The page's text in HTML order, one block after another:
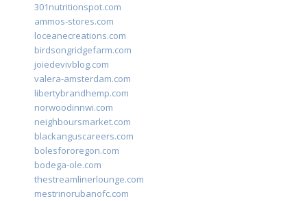
301nutritionspot.com
ammos-stores.com
loceanecreations.com
birdsongridgefarm.com
joiedevivblog.com
valera-amsterdam.com
libertybrandhemp.com
norwoodinnwi.com
neighboursmarket.com
blackanguscareers.com
bolesfororegon.com
bodega-ole.com
thestreamlinerlounge.com
mestrinorubanofc.com